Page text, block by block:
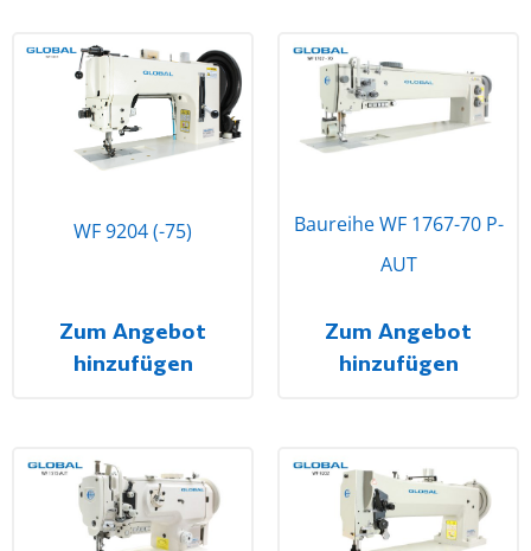
WF 9204 (-75)
Zum Angebot
hinzufügen
Baureihe WF 1767-70 P-
AUT
Zum Angebot
hinzufügen